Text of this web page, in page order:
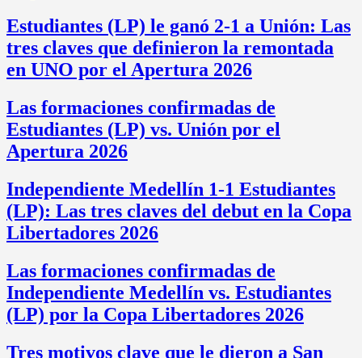
Estudiantes (LP) le ganó 2-1 a Unión: Las
tres claves que definieron la remontada
en UNO por el Apertura 2026
Las formaciones confirmadas de
Estudiantes (LP) vs. Unión por el
Apertura 2026
Independiente Medellín 1-1 Estudiantes
(LP): Las tres claves del debut en la Copa
Libertadores 2026
Las formaciones confirmadas de
Independiente Medellín vs. Estudiantes
(LP) por la Copa Libertadores 2026
Tres motivos clave que le dieron a San